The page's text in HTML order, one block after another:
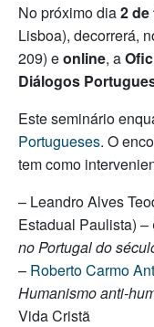
No próximo dia2 de
Lisboa), decorrerá,
209) eonline, a
Diálogos
Este seminário
Portugueses. O
tem como
– Leandro Alves
Estadual Paulista) –
no Portugal do
– Roberto Carmo
Humanismo anti-
Vida Cristã